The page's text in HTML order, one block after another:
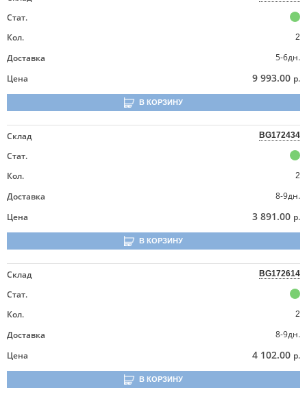
Стат.
Кол.
2
Доставка
5-6дн.
Цена
9 993.00 р.
В КОРЗИНУ
Склад BG172434
Стат.
Кол.
2
Доставка
8-9дн.
Цена
3 891.00 р.
В КОРЗИНУ
Склад BG172614
Стат.
Кол.
2
Доставка
8-9дн.
Цена
4 102.00 р.
В КОРЗИНУ